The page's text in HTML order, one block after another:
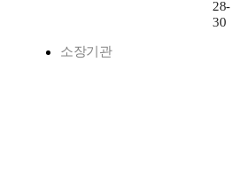
28-
30
소장기관